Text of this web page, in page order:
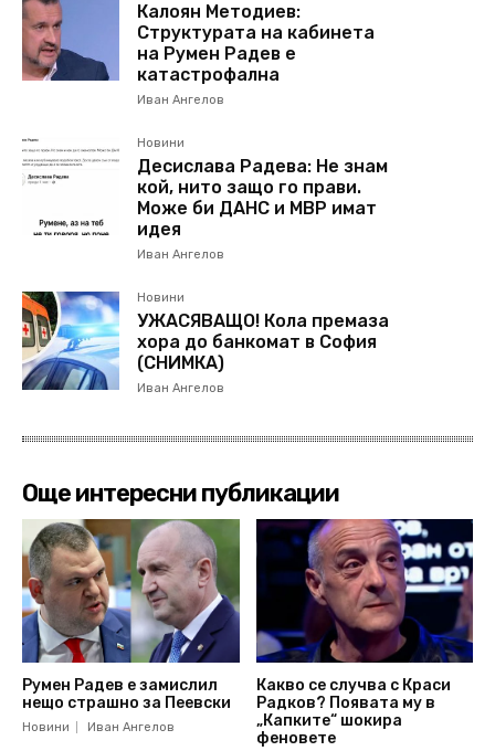
Калоян Методиев:
Структурата на кабинета
на Румен Радев е
катастрофална
Иван Ангелов
Новини
Десислава Радева: Не знам
кой, нито защо го прави.
Може би ДАНС и МВР имат
идея
Иван Ангелов
Новини
УЖАСЯВАЩО! Кола премаза
хора до банкомат в София
(СНИМКА)
Иван Ангелов
Още интересни публикации
Румен Радев е замислил
нещо страшно за Пеевски
Новини Иван Ангелов
Какво се случва с Краси
Радков? Появата му в
„Капките“ шокира
феновете